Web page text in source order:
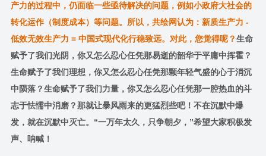
产力的过程中，仍面临一些亟待解决的问题，例如小政府大社会的
转化运作（制度成本）等问题。所以，共绘网认为：新质生产力 -
低效无效生产力 = 中国式现代化行稳致远。对此，您觉得呢？生命
赋予了我们光阴，你又怎么忍心任凭那易逝的韶华于平庸中挥霍？
生命赋予了我们理想，你又怎么忍心任凭那颗年轻气盛的心于消沉
中陨落？生命赋予了我们力量，你又怎么忍心任凭那一腔热血的斗
志于怯懦中消磨？那就让暴风雨来的更猛烈些吧！不在沉默中爆
发，就在沉默中灭亡。“一万年太久，只争朝夕，”希望大家积极发
声、呐喊！